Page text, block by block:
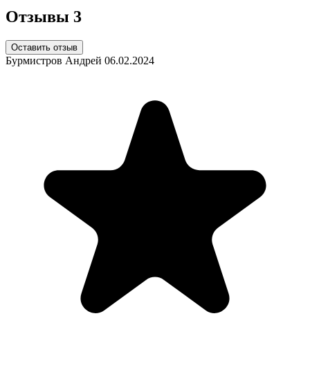
Отзывы 3
Оставить отзыв
Бурмистров Андрей 06.02.2024